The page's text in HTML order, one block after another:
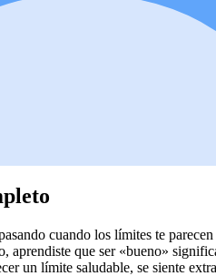
cuando los límites te
aprendiste que ser «bueno»
un límite saludable, se siente